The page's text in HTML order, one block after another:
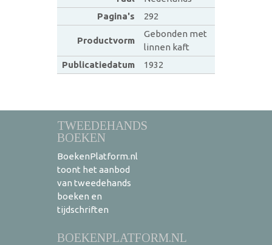
Pagina's
292
Productvorm
Gebonden met
linnen kaft
Publicatiedatum
1932
TWEEDEHANDS
BOEKEN
BoekenPlatform.nl
toont het aanbod
van tweedehands
boeken en
tijdschriften
BOEKENPLATFORM.NL